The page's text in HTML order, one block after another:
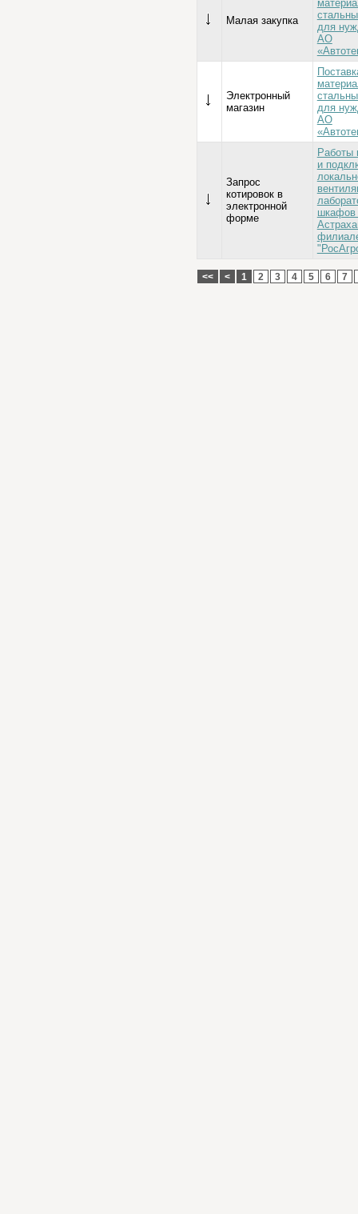
Малая закупка
для
АО
Электронный
магазин
для
АО
Запрос
котировок в
электронной
форме
Работы
и
шкафов
<< < 1 2 3 4 5 6 7